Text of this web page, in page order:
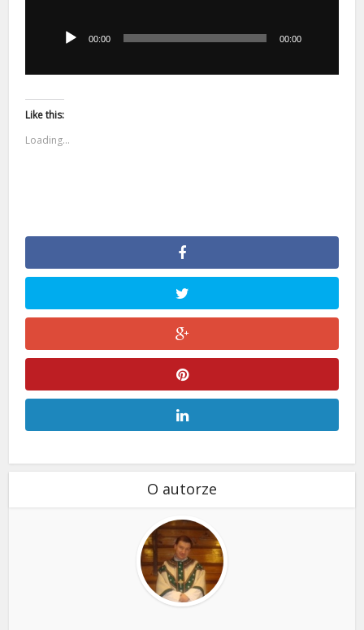
dźwiękowych00:00 00:00
Like this:
Loading...
O autorze